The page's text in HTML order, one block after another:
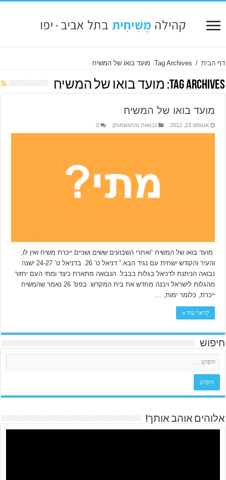
דף הבית / Tag Archives: מועד בואו של המשיח
Tag Archives: מועד בואו של המשיח
מועד בואו של המשיח
אוגוסט 23, 2012 נבואות והתגשמותן 0
מועד בואו של המשיח “ואחרי השבועים ששים ושניים ייכרת משיח ואין לו,
והעיר והקודש ישחית עם נגיד הבא.” דניאל ט’ 26. בדניאל ט’ 24-27 ישנה
נבואה הניתנת לדניאל בגלות בבבל. הנבואה מתארת כיצד ומתי העם יחזור
מהגלות לישראל ויבנה מחדש את בית המקדש. בפס’ 26 נאמר שהמשיח
ייכרת, כלומר ימות, …
קרא\י עוד »
חיפוש
אלוהים אוהב אותך!